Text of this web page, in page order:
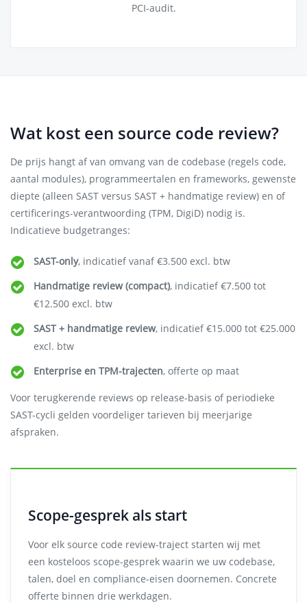
PCI-audit.
Wat kost een source code review?
De prijs hangt af van omvang van de codebase (regels code,
aantal modules), programmeertalen en frameworks, gewenste
diepte (alleen SAST versus SAST + handmatige review) en of
certificerings-verantwoording (TPM, DigiD) nodig is.
Indicatieve budgetranges:
SAST-only, indicatief vanaf €3.500 excl. btw
Handmatige review (compact), indicatief €7.500 tot
€12.500 excl. btw
SAST + handmatige review, indicatief €15.000 tot €25.000
excl. btw
Enterprise en TPM-trajecten, offerte op maat
Voor terugkerende reviews op release-basis of periodieke
SAST-cycli gelden voordeliger tarieven bij meerjarige
afspraken.
Scope-gesprek als start
Voor elk source code review-traject starten wij met
een kosteloos scope-gesprek waarin we uw codebase,
talen, doel en compliance-eisen doornemen. Concrete
offerte binnen drie werkdagen.